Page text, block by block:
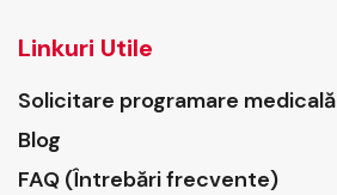
Linkuri Utile
Solicitare programare medicală
Blog
FAQ (Întrebări frecvente)